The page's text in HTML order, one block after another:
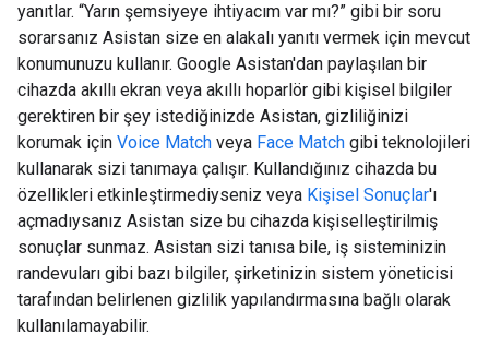
yanıtlar. “Yarın şemsiyeye ihtiyacım var mı?” gibi bir soru
sorarsanız Asistan size en alakalı yanıtı vermek için mevcut
konumunuzu kullanır. Google Asistan'dan paylaşılan bir
cihazda akıllı ekran veya akıllı hoparlör gibi kişisel bilgiler
gerektiren bir şey istediğinizde Asistan, gizliliğinizi
korumak için Voice Match veya Face Match gibi teknolojileri
kullanarak sizi tanımaya çalışır. Kullandığınız cihazda bu
özellikleri etkinleştirmediyseniz veya Kişisel Sonuçlar'ı
açmadıysanız Asistan size bu cihazda kişiselleştirilmiş
sonuçlar sunmaz. Asistan sizi tanısa bile, iş sisteminizin
randevuları gibi bazı bilgiler, şirketinizin sistem yöneticisi
tarafından belirlenen gizlilik yapılandırmasına bağlı olarak
kullanılamayabilir.